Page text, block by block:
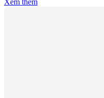
Xem thêm